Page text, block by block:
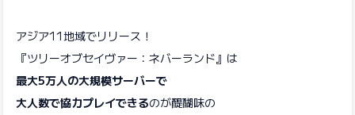
アジア11地域でリリース！
『ツリーオブセイヴァー：ネバーランド』は
最大5万人の大規模サーバーで
大人数で協力プレイできるのが醍醐味の